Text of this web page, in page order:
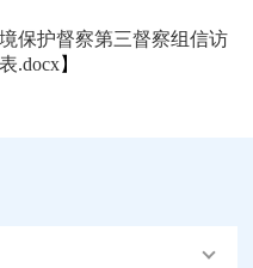
保护督察第三督察组信访
.docx】